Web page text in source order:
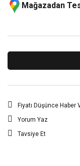
Mağazadan
Fiyatı Düşünce Haber
Yorum Yaz
Tavsiye Et